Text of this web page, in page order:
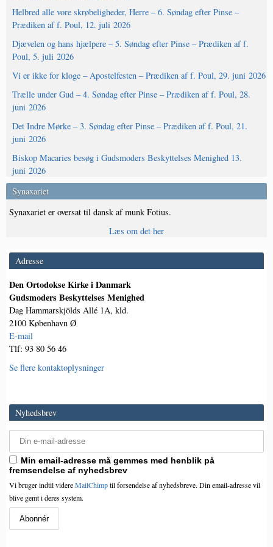
Helbred alle vore skrøbeligheder, Herre – 6. Søndag efter Pinse –
Prædiken af f. Poul, 12. juli 2026
Djævelen og hans hjælpere – 5. Søndag efter Pinse – Prædiken af f.
Poul, 5. juli 2026
Vi er ikke for kloge – Apostelfesten – Prædiken af f. Poul, 29. juni 2026
Trælle under Gud – 4. Søndag efter Pinse – Prædiken af f. Poul, 28.
juni 2026
Det Indre Mørke – 3. Søndag efter Pinse – Prædiken af f. Poul, 21.
juni 2026
Biskop Macaries besøg i Gudsmoders Beskyttelses Menighed 13.
juni 2026
Synaxariet
Synaxariet er oversat til dansk af munk Fotius.
Læs om det her
Adresse
Den Ortodokse Kirke i Danmark
Gudsmoders Beskyttelses Menighed
Dag Hammarskjölds Allé 1A, kld.
2100 København Ø
E-mail
Tlf: 93 80 56 46
Se flere kontaktoplysninger
Nyhedsbrev
Min email-adresse må gemmes med henblik på
fremsendelse af nyhedsbrev
Vi bruger indtil videreMailChimptil forsendelse af nyhedsbreve. Din email-adresse vil
blive gemt i deres system.